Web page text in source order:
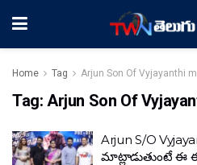
Home Tag Arjun Son Of Vyjayanthi
Tag: Arjun Son Of
Arjun S/O
మాట్లాడుతుంటే ఈ